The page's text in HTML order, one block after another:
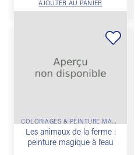
AJOUTER AU PANIER
souhaits
COLORIAGES & PEINTURE MAGIQUE
Les animaux de la ferme :
peinture magique à l’eau